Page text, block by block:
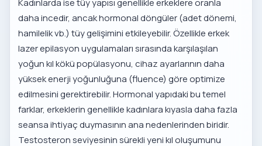
Kadınlarda ise tüy yapısı genellikle erkeklere oranla
daha incedir, ancak hormonal döngüler (adet dönemi,
hamilelik vb.) tüy gelişimini etkileyebilir. Özellikleerkek
lazer epilasyon uygulamalarısırasında karşılaşılan
yoğun kıl kökü popülasyonu, cihaz ayarlarının daha
yüksek enerji yoğunluğuna (fluence) göre optimize
edilmesini gerektirebilir. Hormonal yapıdaki bu temel
farklar, erkeklerin genellikle kadınlara kıyasla daha fazla
seansa ihtiyaç duymasının ana nedenlerinden biridir.
Testosteron seviyesinin sürekli yeni kıl oluşumunu